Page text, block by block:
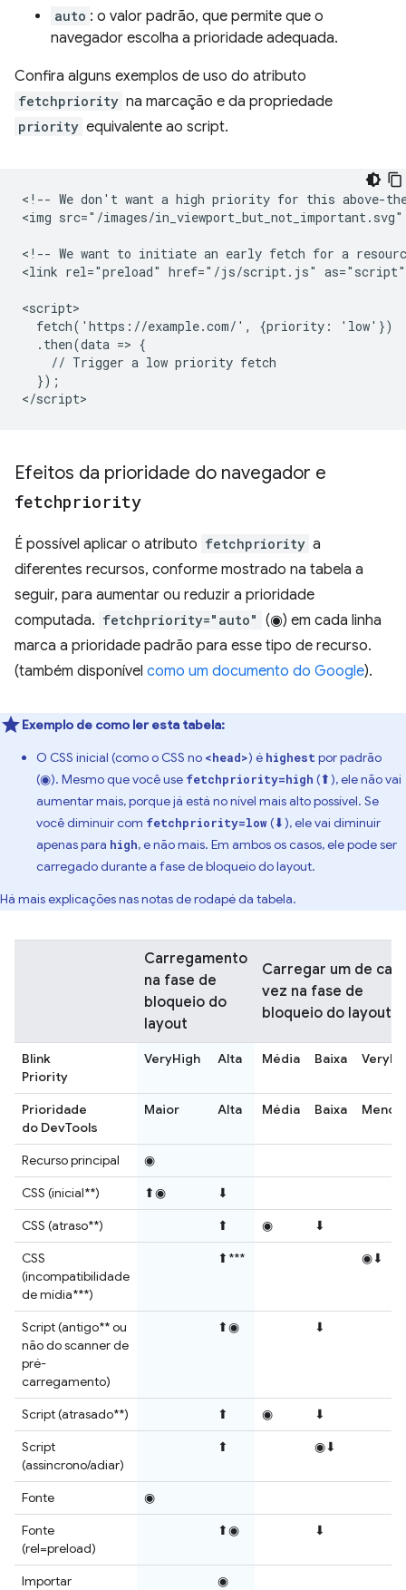
auto : o valor padrão, que permite que o
navegador escolha a prioridade adequada.
Confira alguns exemplos de uso do atributo
fetchpriority na marcação e da propriedade
priority equivalente ao script.
<!-- We don't want a high priority for this above-
<img src="/images/
<!-- We want to initiate an early fetch for a
<link rel="preload" href="/js/script.js"
<script>
  fetch('https://example.com/', {priority: 'low'})
  .then(data => {
    // Trigger a low priority fetch
  });
Efeitos da prioridade do navegador e
fetchpriority
É possível aplicar o atributo fetchpriority a
diferentes recursos, conforme mostrado na tabela a
seguir, para aumentar ou reduzir a prioridade
computada. fetchpriority="auto" (◉) em cada linha
marca a prioridade padrão para esse tipo de recurso.
(também disponível como um documento do Google).
Exemplo de como ler esta tabela:
O CSS inicial (como o CSS no <head>) é highest por padrão
(◉). Mesmo que você use fetchpriority=high (⬆), ele não vai
aumentar mais, porque já está no nível mais alto possível. Se
você diminuir com fetchpriority=low(⬇), ele vai diminuir
apenas para high, e não mais. Em ambos os casos, ele pode ser
carregado durante a fase de bloqueio do layout.
Há mais explicações nas notas de rodapé da tabela.
Carregamento
na fase de
bloqueio do
layout
Carregar um de
vez na fase de
bloqueio do layout
Blink
Priority
VeryHigh Alta Média Baixa
Prioridade
do DevTools
Maior Alta Média Baixa Menor
Recurso principal
◉
CSS (inicial**)
⬆◉
⬇
CSS (atraso**)
⬆ ◉
⬇
CSS
(incompatibilidade
de mídia***)
⬆*** ◉⬇
Script (antigo** ou
não do scanner de
pré-
carregamento)
⬆◉ ⬇
Script (atrasado**) ⬆ ◉
⬇
Script
(assíncrono/adiar)
⬆ ◉⬇
Fonte
◉
Fonte
(rel=preload)
⬆◉ ⬇
Importar
◉